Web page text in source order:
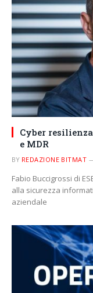
Cyber
e MDR
BY REDAZIONE BITMAT
Fabio Buccigrossi di
alla sicurezza
aziendale